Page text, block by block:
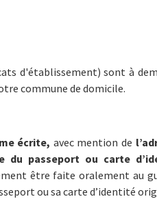
d'établissement) sont à
commune de domicile.
écrite, avec mention de
du passeport ou carte
être faite oralement au
ou sa carte d’identité